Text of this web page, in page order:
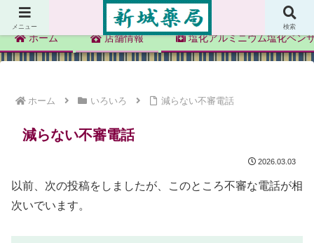
新城薬局
ホーム 店舗情報 塩化アルミニウム塩化ベン
ホーム いろいろ 減らない不審電話
減らない不審電話
2026.03.03
以前、次の投稿をしましたが、このところ不審な電話が相
次いでいます。
メニュー 検索